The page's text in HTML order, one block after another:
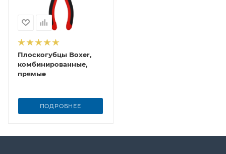
Плоскогубцы Boxer,
комбинированные,
прямые
ПОДРОБНЕЕ